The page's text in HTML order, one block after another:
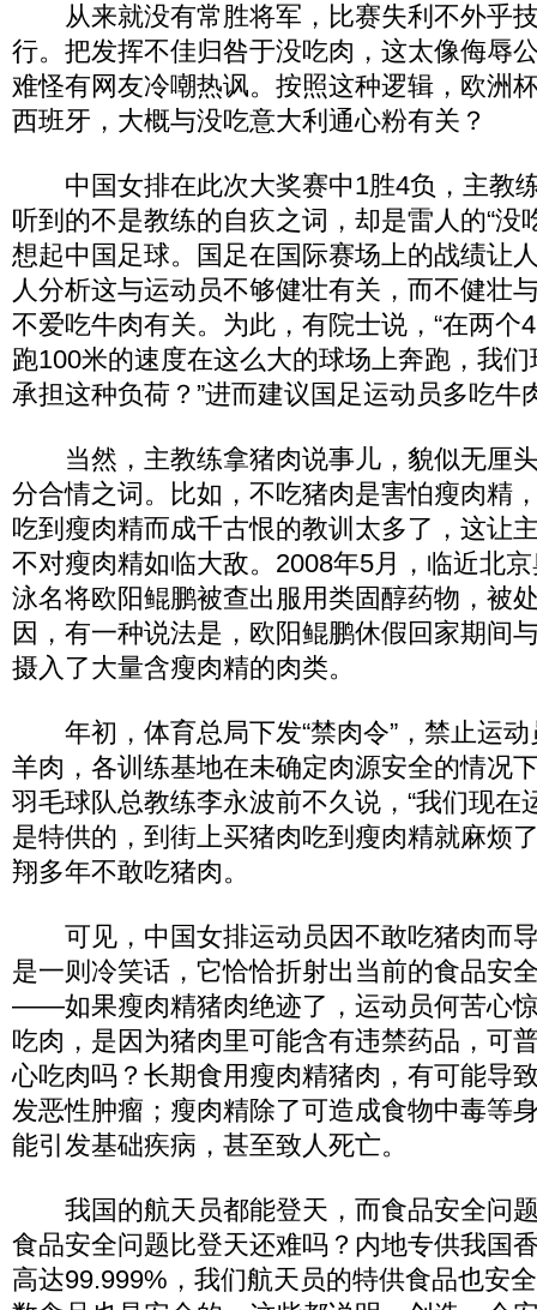
从来就没有常胜将军，比赛失利不外乎
行。把发挥不佳归咎于没吃肉，这太像侮辱
难怪有网友冷嘲热讽。按照这种逻辑，欧洲
西班牙，大概与没吃意大利通心粉有关？
中国女排在此次大奖赛中1胜4负，主教
听到的不是教练的自疚之词，却是雷人的“没
想起中国足球。国足在国际赛场上的战绩让
人分析这与运动员不够健壮有关，而不健壮
不爱吃牛肉有关。为此，有院士说，“在两个
跑100米的速度在这么大的球场上奔跑，我
承担这种负荷？”进而建议国足运动员多吃牛
当然，主教练拿猪肉说事儿，貌似无厘
分合情之词。比如，不吃猪肉是害怕瘦肉精
吃到瘦肉精而成千古恨的教训太多了，这让
不对瘦肉精如临大敌。2008年5月，临近北
泳名将欧阳鲲鹏被查出服用类固醇药物，被
因，有一种说法是，欧阳鲲鹏休假回家期间
摄入了大量含瘦肉精的肉类。
年初，体育总局下发“禁肉令”，禁止运动
羊肉，各训练基地在未确定肉源安全的情况
羽毛球队总教练李永波前不久说，“我们现在
是特供的，到街上买猪肉吃到瘦肉精就麻烦
翔多年不敢吃猪肉。
可见，中国女排运动员因不敢吃猪肉而
是一则冷笑话，它恰恰折射出当前的食品安
——如果瘦肉精猪肉绝迹了，运动员何苦心
吃肉，是因为猪肉里可能含有违禁药品，可
心吃肉吗？长期食用瘦肉精猪肉，有可能导
发恶性肿瘤；瘦肉精除了可造成食物中毒等
能引发基础疾病，甚至致人死亡。
我国的航天员都能登天，而食品安全问
食品安全问题比登天还难吗？内地专供我国
高达99.999%，我们航天员的特供食品也安